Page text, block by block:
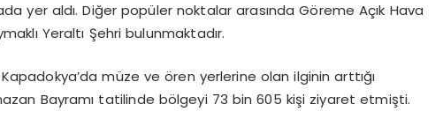
yer aldı. Diğer popüler noktalar arasında Göreme Açık Hava
Yeraltı Şehri bulunmaktadır.
müze ve ören yerlerine olan ilginin arttığı
Bayramı tatilinde bölgeyi 73 bin 605 kişi ziyaret etmişti.